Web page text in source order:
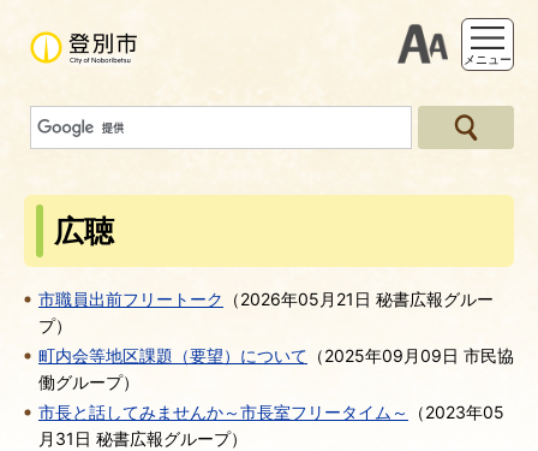
支援ツー
メニュー
広聴
市職員出前フリートーク （2026年05月21日 秘書広報グルー
プ）
町内会等地区課題（要望）について （2025年09月09日 市民協
働グループ）
市長と話してみませんか～市長室フリータイム～
（2023年05
月31日 秘書広報グループ）